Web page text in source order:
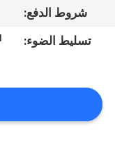
اتصل
أخبار
اطلب
شروط الدفع:
تسليط الضوء: